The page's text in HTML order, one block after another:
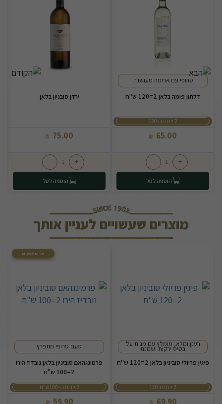
טרופי עם ארומה מעושנת
דלתון פומה בלאן 2=120 ש"ח
2 יינות ב-120
65.00
₪
+
-
הוספה לסל
ירדן סובניון בלאן
75.00
₪
+
-
הוספה לסל
מוצרים שעשויים לעניין אותך
רענן ומלא, מומלץ עם מנות על
בסיס ירקות ושמנת
פיגין פריולי סוביניון בלאן 2=120 ש"ח
2 יינות ב120
69.90
₪
MIX&MATCH
טעם טרופי מתפרץ
פרמינגהאם סוביניון בלאן נובדיז הירו
2=100 ש"ח
2 יינות ב- 100ש"ח
59.90
₪